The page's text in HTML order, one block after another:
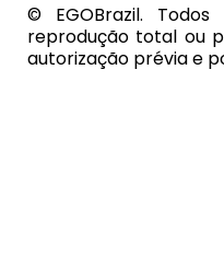
© EGOBrazil.
reprodução total ou
autorização prévia e